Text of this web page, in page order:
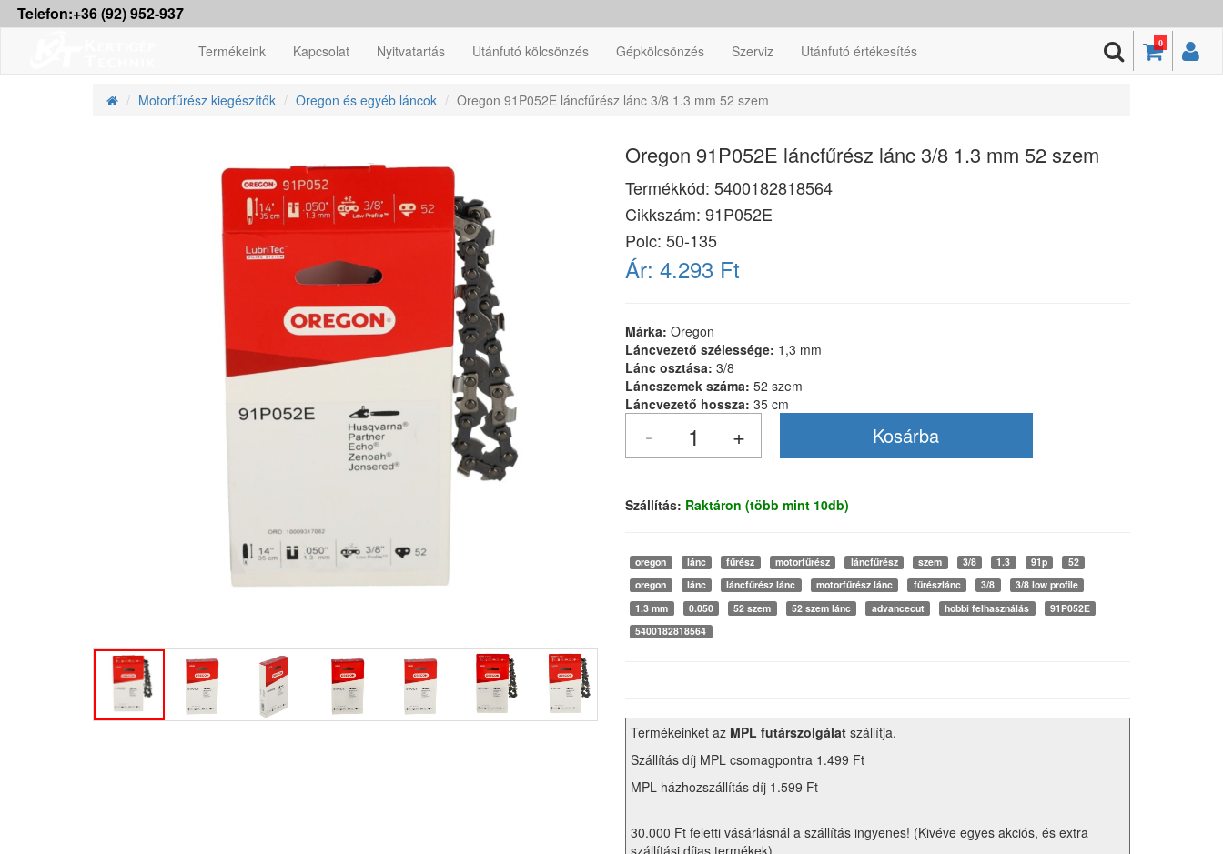
Telefon:+36 (92) 952-937
0
Termékeink Kapcsolat Nyitvatartás Utánfutó kölcsönzés Gépkölcsönzés Szerviz Utánfutó értékesítés
Motorfűrész kiegészítők Oregon és egyéb láncok Oregon 91P052E láncfűrész lánc 3/8 1.3 mm 52 szem
Oregon 91P052E láncfűrész lánc 3/8 1.3 mm 52 szem
Termékkód: 5400182818564
Cikkszám: 91P052E
Polc: 50-135
Ár: 4.293 Ft
Márka: Oregon
Láncvezető szélessége: 1,3 mm
Lánc osztása: 3/8
Láncszemek száma: 52 szem
Láncvezető hossza: 35 cm
Szállítás: Raktáron (több mint 10db)
oregon lánc fűrész motorfűrész láncfűrész szem 3/8 1.3 91p
52
oregon
lánc láncfűrész lánc motorfűrész lánc fűrészlánc 3/8
3/8 low profile
1.3 mm
0.050 52 szem 52 szem lánc advancecut hobbi felhasználás
91P052E
5400182818564
Termékeinket az MPL futárszolgálat szállítja.
Szállítás díj MPL csomagpontra 1.499 Ft
MPL házhozszállítás díj 1.599 Ft
30.000 Ft feletti vásárlásnál a szállítás ingyenes! (Kivéve egyes akciós, és extra
szállítási díjas termékek)